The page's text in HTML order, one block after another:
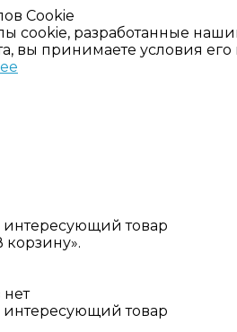
Cookie
cookie, разработанные
вы принимаете условия
интересующий товар
интересующий товар